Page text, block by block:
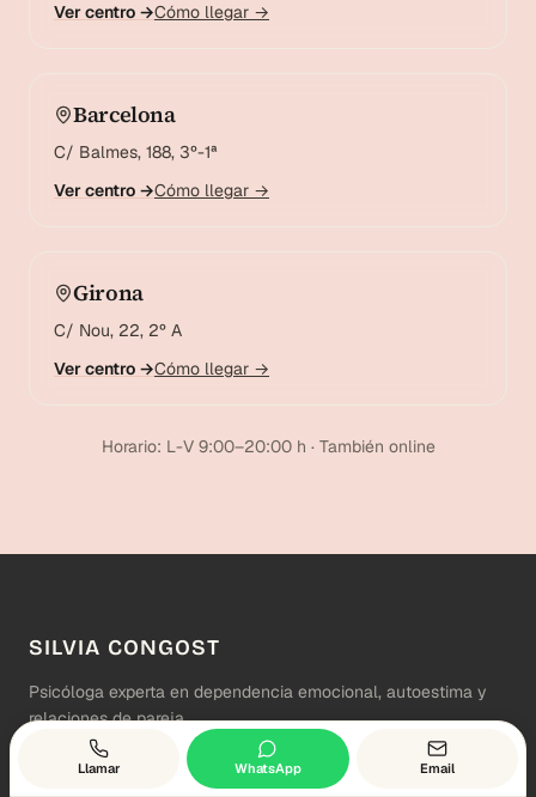
Ver centro →Cómo llegar →
Barcelona
C/ Balmes, 188, 3º-1ª
Ver centro →Cómo llegar →
Girona
C/ Nou, 22, 2º A
Ver centro →Cómo llegar →
Horario: L-V 9:00–20:00 h · También online
SILVIA CONGOST
Psicóloga experta en dependencia emocional, autoestima y
relaciones de pareja.
InstagramTikTok Spotify YouTube
Llamar WhatsApp Email